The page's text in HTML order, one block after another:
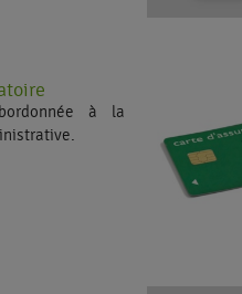
à la